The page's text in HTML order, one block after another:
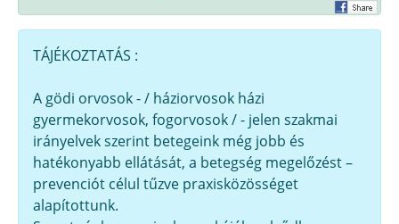
TÁJÉKOZTATÁS :
A gödi orvosok - / háziorvosok házi
gyermekorvosok, fogorvosok / - jelen szakmai
irányelvek szerint betegeink még jobb és
hatékonyabb ellátását, a betegség megelőzést –
prevenciót célul tűzve praxisközösséget
alapítottunk.